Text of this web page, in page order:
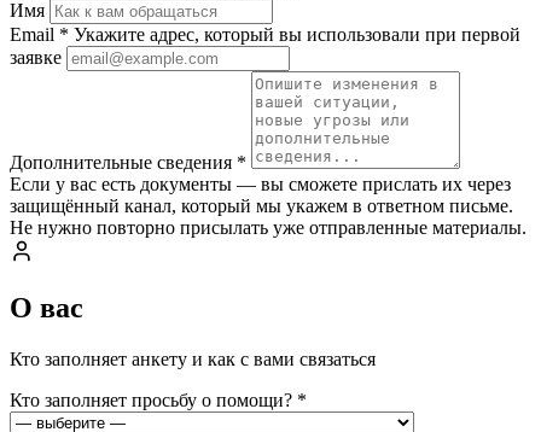
Имя
Email * Укажите адрес, который вы использовали при первой
заявке
Дополнительные сведения *
Если у вас есть документы — вы сможете прислать их через
защищённый канал, который мы укажем в ответном письме.
Не нужно повторно присылать уже отправленные материалы.
О вас
Кто заполняет анкету и как с вами связаться
Кто заполняет просьбу о помощи? *